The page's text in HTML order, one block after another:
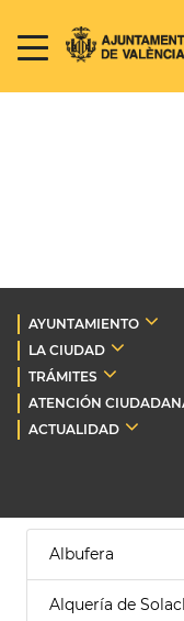
AYUNTAMIENTO
LA CIUDAD
TRÁMITES
ATENCIÓN
ACTUALIDAD
Albufera
Alquería de